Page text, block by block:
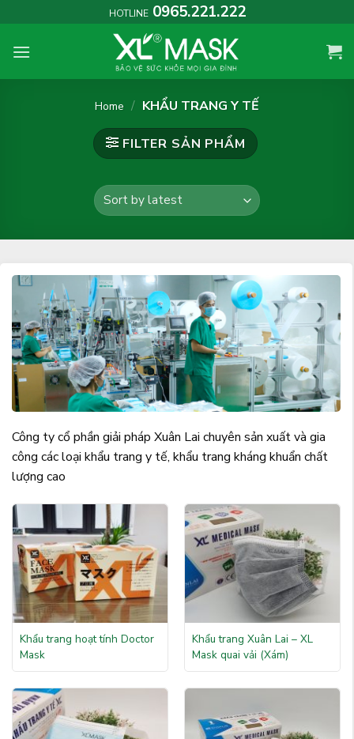
to
content
HOTLINE 0965.221.222
Home / KHẨU TRANG Y TẾ
FILTER
Công ty cổ phần giải pháp Xuân Lai chuyên sản xuất và gia
công các loại khẩu trang y tế, khẩu trang kháng khuẩn chất
lượng cao
Khẩu trang hoạt tính Doctor
Mask
Khẩu trang Xuân Lai – XL
Mask quai vải (Xám)